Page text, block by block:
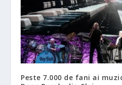
Peste 7.000 de fani ai